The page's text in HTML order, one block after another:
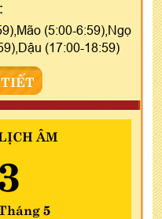
(5:00-6:59),Ngọ
(17:00-18:59)
ÂM
5